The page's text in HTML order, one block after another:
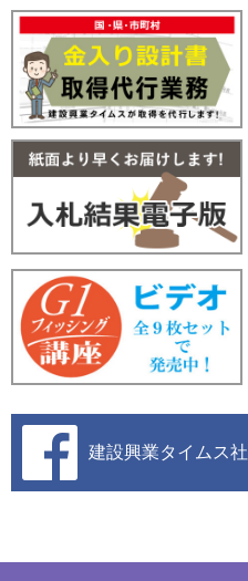
建設興業タイムス社